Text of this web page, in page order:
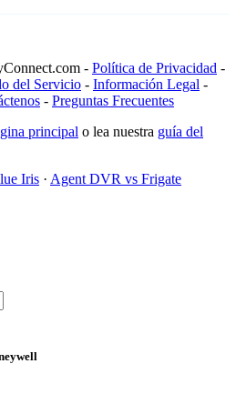
- Política de Privacidad -
del Servicio - Información Legal -
- Preguntas Frecuentes
principal o lea nuestra guía del
Iris · Agent DVR vs Frigate